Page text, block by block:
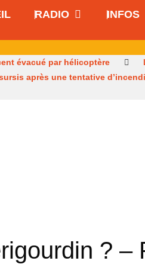
RADIO INFOS
évacué par hélicoptère
après une tentative
? –